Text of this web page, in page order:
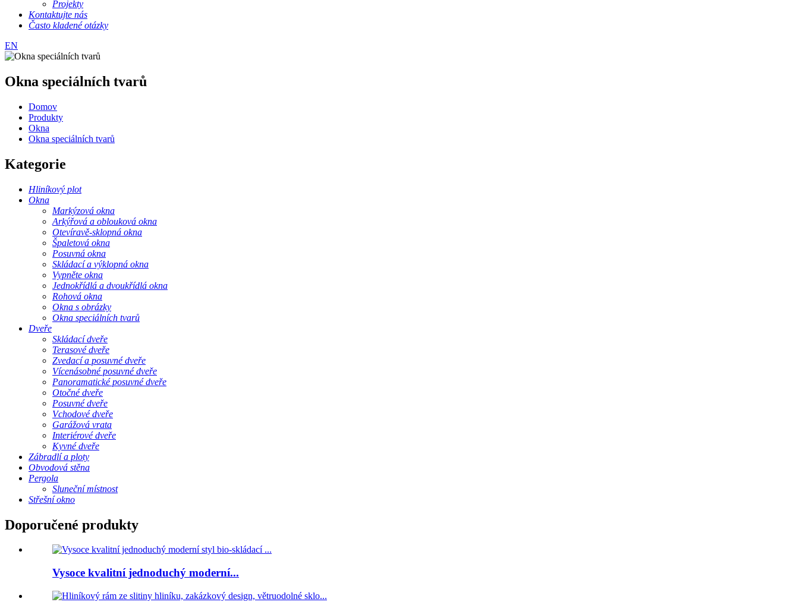
Projekty
Kontaktujte nás
Často kladené otázky
EN
Okna speciálních tvarů
Domov
Produkty
Okna
Okna speciálních tvarů
Kategorie
Hliníkový plot
Okna
Markýzová okna
Arkýřová a oblouková okna
Otevíravě-sklopná okna
Špaletová okna
Posuvná okna
Skládací a výklopná okna
Vypněte okna
Jednokřídlá a dvoukřídlá okna
Rohová okna
Okna s obrázky
Okna speciálních tvarů
Dveře
Skládací dveře
Terasové dveře
Zvedací a posuvné dveře
Vícenásobné posuvné dveře
Panoramatické posuvné dveře
Otočné dveře
Posuvné dveře
Vchodové dveře
Garážová vrata
Interiérové ​​dveře
Kyvné dveře
Zábradlí a ploty
Obvodová stěna
Pergola
Sluneční místnost
Střešní okno
Doporučené produkty
Vysoce kvalitní jednoduchý moderní...